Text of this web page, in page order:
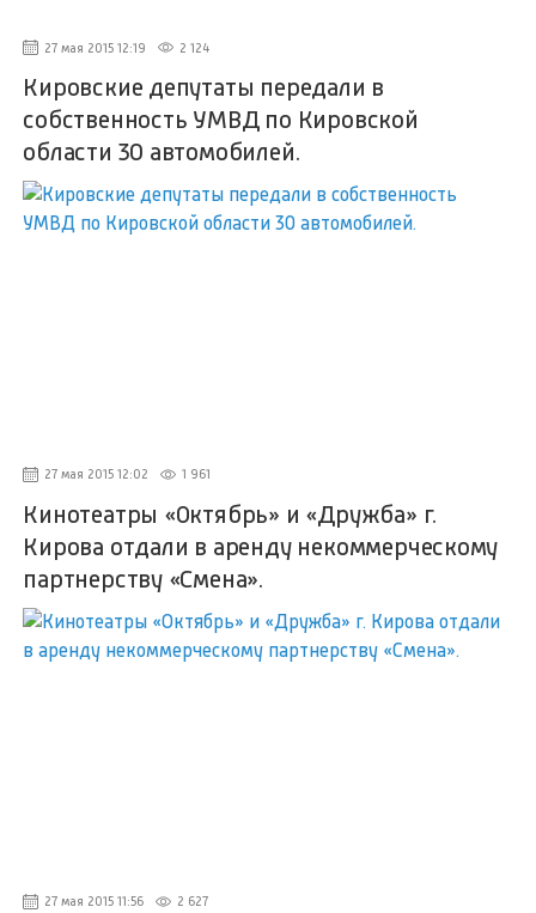
27 мая 2015 12:19 2 124
Кировские депутаты передали в
собственность УМВД по Кировской
области 30 автомобилей.
27 мая 2015 12:02 1 961
Кинотеатры «Октябрь» и «Дружба» г.
Кирова отдали в аренду некоммерческому
партнерству «Смена».
27 мая 2015 11:56 2 627